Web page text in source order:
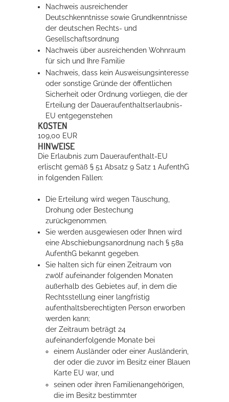
Nachweis ausreichender
Deutschkenntnisse sowie Grundkenntnisse
der deutschen Rechts- und
Gesellschaftsordnung
Nachweis über ausreichenden Wohnraum
für sich und Ihre Familie
Nachweis, dass kein Ausweisungsinteresse
oder sonstige Gründe der öffentlichen
Sicherheit oder Ordnung vorliegen, die der
Erteilung der Daueraufenthaltserlaubnis-
EU entgegenstehen
KOSTEN
109,00 EUR
HINWEISE
Die Erlaubnis zum Daueraufenthalt-EU
erlischt gemäß § 51 Absatz 9 Satz 1 AufenthG
in folgenden Fällen:
Die Erteilung wird wegen Täuschung,
Drohung oder Bestechung
zurückgenommen.
Sie werden ausgewiesen oder Ihnen wird
eine Abschiebungsanordnung nach § 58a
AufenthG bekannt gegeben.
Sie halten sich für einen Zeitraum von
zwölf aufeinander folgenden Monaten
außerhalb des Gebietes auf, in dem die
Rechtsstellung einer langfristig
aufenthaltsberechtigten Person erworben
werden kann;
der Zeitraum beträgt 24
aufeinanderfolgende Monate bei
einem Ausländer oder einer Ausländerin,
der oder die zuvor im Besitz einer Blauen
Karte EU war, und
seinen oder ihren Familienangehörigen,
die im Besitz bestimmter